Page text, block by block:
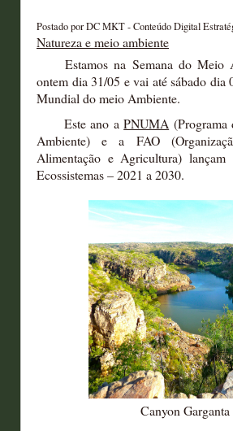
Postado por DC MKT - Conteúdo Digital
Natureza e meio ambiente
Estamos na Semana do
ontem dia 31/05 e vai até sábado
Mundial do meio Ambiente.
Este ano aPNUMA (Programa
Ambiente) e a FAO
Alimentação e Agricultura)
Ecossistemas – 2021 a 2030.
Canyon